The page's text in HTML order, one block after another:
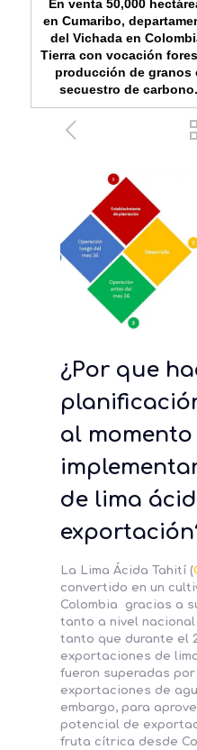
En venta 50,000
en Cumaribo,
del Vichada en
Tierra con vocación
producción de granos
secuestro de carbono.
¿Por que
al momento
de lima
La Lima Ácida Tahití (
convertido en un
Colombia gracias a
tanto a nivel
tanto que durante el
exportaciones de
fueron superadas
exportaciones de
embargo, para
potencial de
fruta cítrica desde